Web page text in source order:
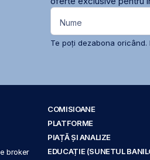
Nume
Te poți dezabona oricând.
broker
COMISIOANE
PLATFORME
PIAȚĂ ȘI ANALIZE
EDUCAȚIE (SUNETUL